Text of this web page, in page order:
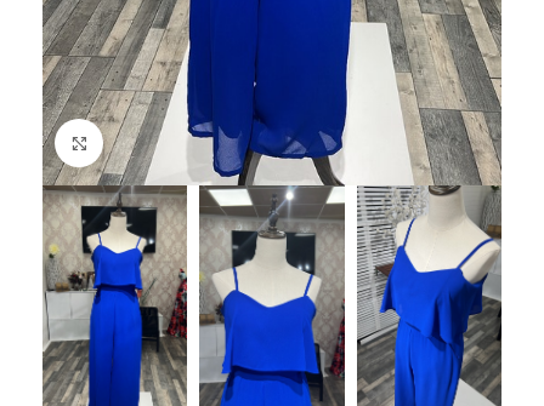
Haga Click para agrandar